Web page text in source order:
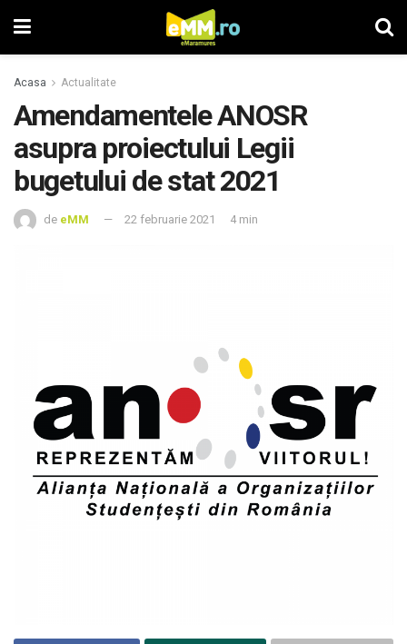
Acasa Actualitate
Amendamentele ANOSR
asupra proiectului Legii
bugetului de stat 2021
de eMM 22 februarie 2021 4 min